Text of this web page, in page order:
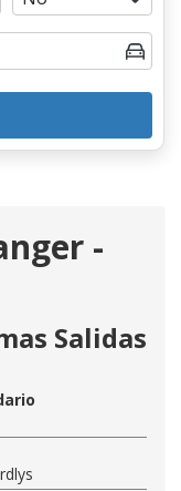
-
Salidas